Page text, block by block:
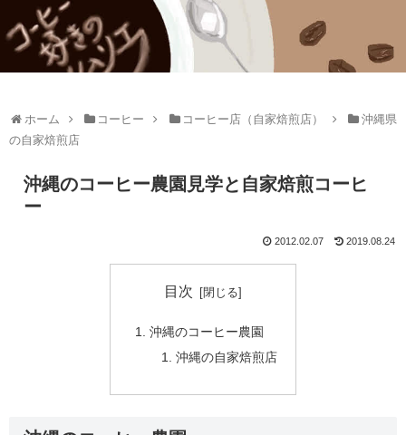
ホーム コーヒー コーヒー店（自家焙煎店）
沖縄県
の自家焙煎店
沖縄のコーヒー農園見学と自家焙煎コーヒ
ー
2012.02.07 2019.08.24
目次
沖縄のコーヒー農園
沖縄の自家焙煎店